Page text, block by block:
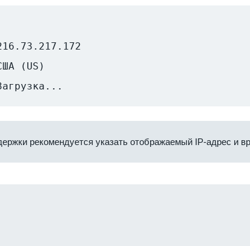
(US)
рекомендуется указать отображаемый IP-адрес и